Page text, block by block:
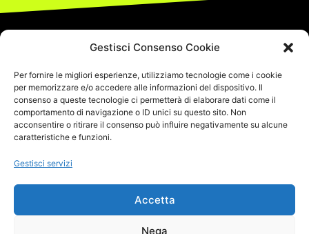
Gestisci Consenso Cookie
Per fornire le migliori esperienze, utilizziamo tecnologie come i cookie
per memorizzare e/o accedere alle informazioni del dispositivo. Il
consenso a queste tecnologie ci permetterà di elaborare dati come il
comportamento di navigazione o ID unici su questo sito. Non
acconsentire o ritirare il consenso può influire negativamente su alcune
caratteristiche e funzioni.
Gestisci servizi
Accetta
Nega
091-600-19-73